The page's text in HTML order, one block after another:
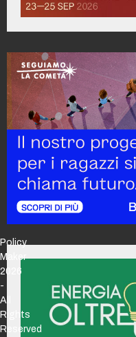
Policy
Maker
2026
-
All
Rights
Reserved